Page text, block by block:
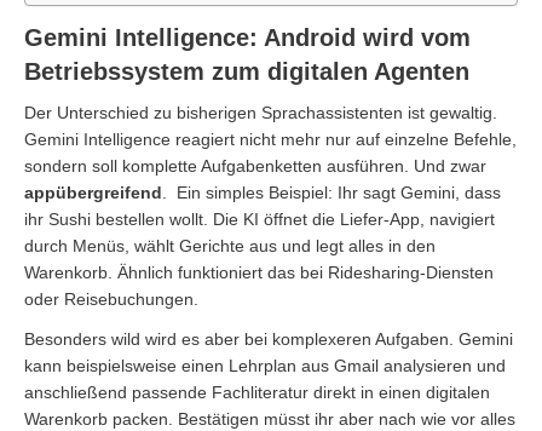
Gemini Intelligence: Android wird vom
Betriebssystem zum digitalen Agenten
Der Unterschied zu bisherigen Sprachassistenten ist gewaltig.
Gemini Intelligence reagiert nicht mehr nur auf einzelne Befehle,
sondern soll komplette Aufgabenketten ausführen. Und zwar
appübergreifend. Ein simples Beispiel: Ihr sagt Gemini, dass
ihr Sushi bestellen wollt. Die KI öffnet die Liefer-App, navigiert
durch Menüs, wählt Gerichte aus und legt alles in den
Warenkorb. Ähnlich funktioniert das bei Ridesharing-Diensten
oder Reisebuchungen.
Besonders wild wird es aber bei komplexeren Aufgaben. Gemini
kann beispielsweise einen Lehrplan aus Gmail analysieren und
anschließend passende Fachliteratur direkt in einen digitalen
Warenkorb packen. Bestätigen müsst ihr aber nach wie vor alles